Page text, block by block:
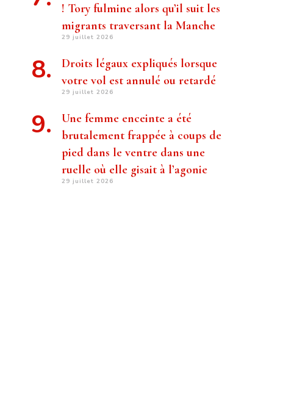
! Tory fulmine alors qu’il suit les
migrants traversant la Manche
29 juillet 2026
Droits légaux expliqués lorsque
votre vol est annulé ou retardé
29 juillet 2026
Une femme enceinte a été
brutalement frappée à coups de
pied dans le ventre dans une
ruelle où elle gisait à l’agonie
29 juillet 2026